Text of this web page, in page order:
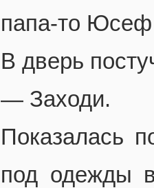
папа-то
В дверь
— Заходи.
Показалась
под одежды